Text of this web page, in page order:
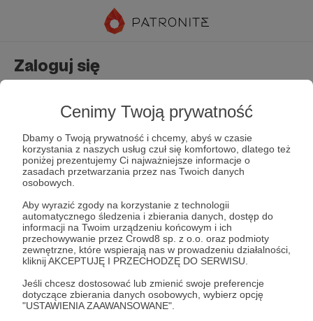
Cenimy Twoją prywatność
Dbamy o Twoją prywatność i chcemy, abyś w czasie
korzystania z naszych usług czuł się komfortowo, dlatego też
poniżej prezentujemy Ci najważniejsze informacje o
zasadach przetwarzania przez nas Twoich danych
osobowych.
Aby wyrazić zgody na korzystanie z technologii
automatycznego śledzenia i zbierania danych, dostęp do
informacji na Twoim urządzeniu końcowym i ich
przechowywanie przez Crowd8 sp. z o.o. oraz podmioty
zewnętrzne, które wspierają nas w prowadzeniu działalności,
kliknij AKCEPTUJĘ I PRZECHODZĘ DO SERWISU.
Jeśli chcesz dostosować lub zmienić swoje preferencje
dotyczące zbierania danych osobowych, wybierz opcję
"USTAWIENIA ZAAWANSOWANE".
Zaloguj się
Zapamiętaj mnie Zapomniałeś hasła?
Zaloguj
lub